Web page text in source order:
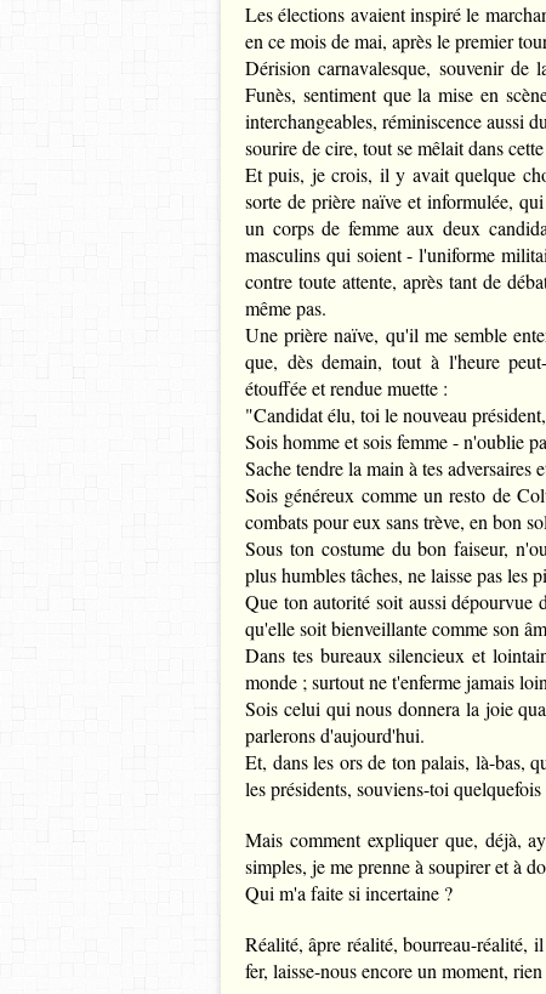
Les élections avaient inspiré le
en ce mois de mai, après le premier
Dérision carnavalesque, souvenir
Funès, sentiment que la mise en
interchangeables, réminiscence aussi
sourire de cire, tout se mêlait dans
Et puis, je crois, il y avait quelque
sorte de prière naïve et informulée,
un corps de femme aux deux
masculins qui soient - l'uniforme
contre toute attente, après tant de
même pas.
Une prière naïve, qu'il me semble
que, dès demain, tout à l'heure
étouffée et rendue muette :
"Candidat élu, toi le nouveau président,
Sois homme et sois femme - n'oublie
Sache tendre la main à tes
Sois généreux comme un resto de
combats pour eux sans trève, en bon
Sous ton costume du bon faiseur,
plus humbles tâches, ne laisse pas les
Que ton autorité soit aussi dépourvue
qu'elle soit bienveillante comme son
Dans tes bureaux silencieux et
monde ; surtout ne t'enferme jamais
Sois celui qui nous donnera la joie
parlerons d'aujourd'hui.
Et, dans les ors de ton palais, là-bas,
les présidents, souviens-toi
Mais comment expliquer que, déjà,
simples, je me prenne à soupirer et à
Qui m'a faite si incertaine ?
Réalité, âpre réalité, bourreau-réalité,
fer, laisse-nous encore un moment,